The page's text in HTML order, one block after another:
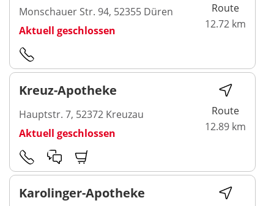
Monschauer Str. 94, 52355 Düren
Aktuell geschlossen
Route
12.72 km
Kreuz-Apotheke
Hauptstr. 7, 52372 Kreuzau
Aktuell geschlossen
Route
12.89 km
Karolinger-Apotheke